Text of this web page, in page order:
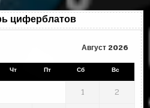
циферблатов
Август 2026
Чт Пт Сб Вс
1
2